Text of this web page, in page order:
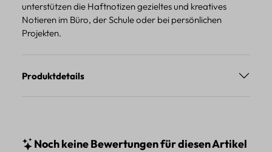
unterstützen die Haftnotizen gezieltes und kreatives
Notieren im Büro, der Schule oder bei persönlichen
Projekten.
Produktdetails
Noch keine Bewertungen für diesen Artikel